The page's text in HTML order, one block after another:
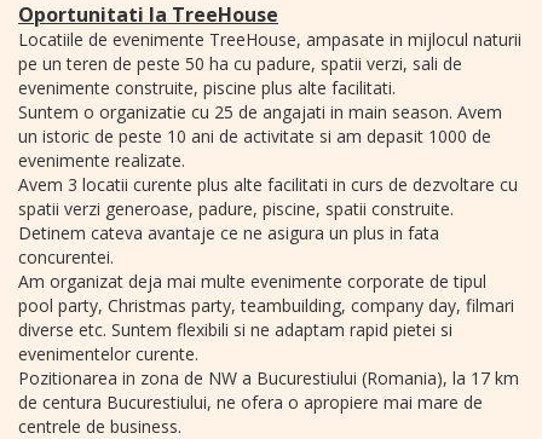
Oportunitati la TreeHouse
Locatiile de evenimente TreeHouse, ampasate in mijlocul naturii
pe un teren de peste 50 ha cu padure, spatii verzi, sali de
evenimente construite, piscine plus alte facilitati.
Suntem o organizatie cu 25 de angajati in main season. Avem
un istoric de peste 10 ani de activitate si am depasit 1000 de
evenimente realizate.
Avem 3 locatii curente plus alte facilitati in curs de dezvoltare cu
spatii verzi generoase, padure, piscine, spatii construite.
Detinem cateva avantaje ce ne asigura un plus in fata
concurentei.
Am organizat deja mai multe evenimente corporate de tipul
pool party, Christmas party, teambuilding, company day, filmari
diverse etc. Suntem flexibili si ne adaptam rapid pietei si
evenimentelor curente.
Pozitionarea in zona de NW a Bucurestiului (Romania), la 17 km
de centura Bucurestiului, ne ofera o apropiere mai mare de
centrele de business.